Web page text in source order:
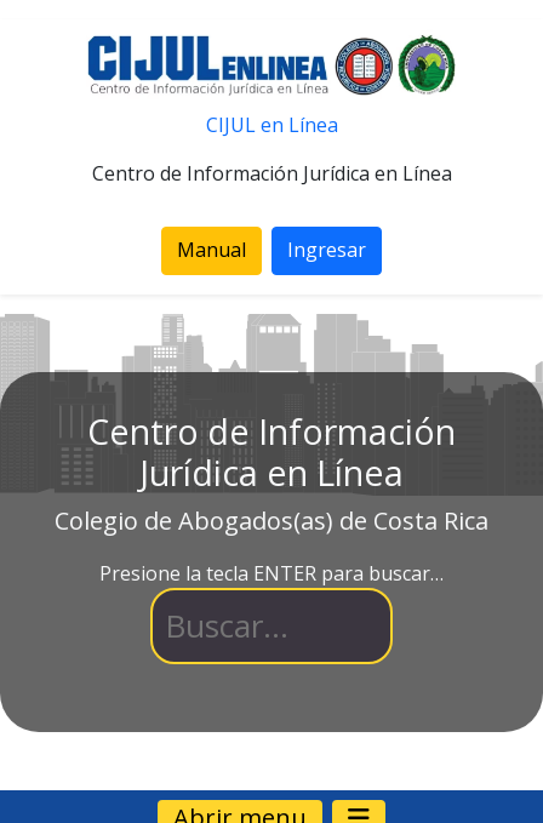
CIJUL en Línea
Centro de Información Jurídica en Línea
Manual Ingresar
Centro de Información
Jurídica en Línea
Colegio de Abogados(as) de Costa Rica
Presione la tecla ENTER para buscar…